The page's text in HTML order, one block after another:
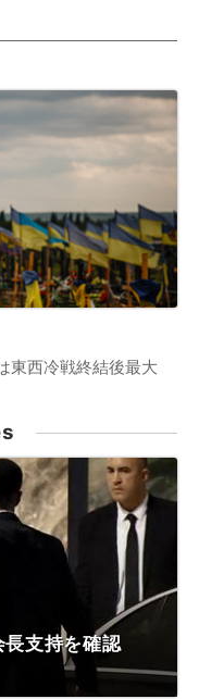
東西冷戦終結後最大
支持を確認